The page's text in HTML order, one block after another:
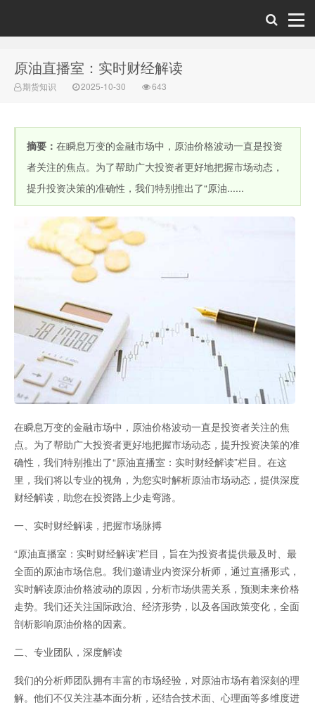
财经直播室-期
货直播间-原油
直播间-黄金直
播间-恒指德指
原油直播室：实时财经解读
期货知识 2025-10-30 643
摘要： 在瞬息万变的金融市场中，原油价格波动一直是投资
者关注的焦点。为了帮助广大投资者更好地把握市场动态，
提升投资决策的准确性，我们特别推出了“原油......
在瞬息万变的金融市场中，原油价格波动一直是投资者关注的焦
点。为了帮助广大投资者更好地把握市场动态，提升投资决策的准
确性，我们特别推出了“原油直播室：实时财经解读”栏目。在这
里，我们将以专业的视角，为您实时解析原油市场动态，提供深度
财经解读，助您在投资路上少走弯路。
一、实时财经解读，把握市场脉搏
“原油直播室：实时财经解读”栏目，旨在为投资者提供最及时、最
全面的原油市场信息。我们邀请业内资深分析师，通过直播形式，
实时解读原油价格波动的原因，分析市场供需关系，预测未来价格
走势。我们还关注国际政治、经济形势，以及各国政策变化，全面
剖析影响原油价格的因素。
二、专业团队，深度解读
我们的分析师团队拥有丰富的市场经验，对原油市场有着深刻的理
解。他们不仅关注基本面分析，还结合技术面、心理面等多维度进